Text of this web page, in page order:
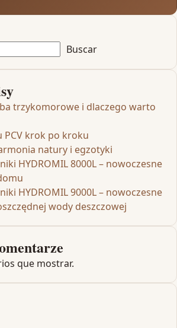
Buscar
trzykomorowe i dlaczego warto
krok po kroku
natury i egzotyki
HYDROMIL 8000L – nowoczesne
HYDROMIL 9000L – nowoczesne
wody deszczowej
que mostrar.